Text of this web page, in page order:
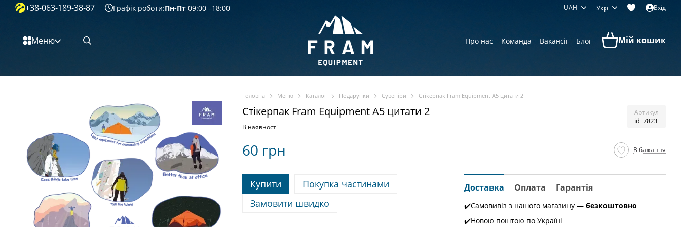
Перейти к основному контенту
+38-063-189-38-87 Графік роботи:Пн-Пт 09:00 –18:00 UAH Укр Вхід
Меню Про нас Команда Вакансії Блог Мій кошик
Головна Меню Каталог Подарунки Сувеніри Стікерпак Fram Equipment A5 цитати 2
Стікерпак Fram Equipment A5 цитати 2 Артикул
id_7823
В наявності
60 грн В бажання
Купити
Покупка частинами
Замовити швидко
Доставка Оплата Гарантія
✔️Самовивіз з нашого магазину — безкоштовно
✔️Новою поштою по Україні